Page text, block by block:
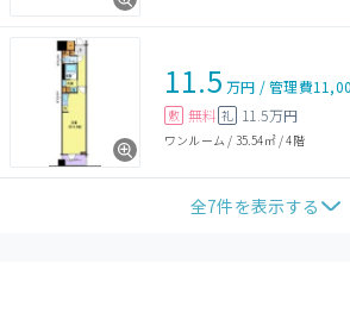
11.5 万円 /管理費
敷 無料 礼 11.5万円
ワンルーム / 35.54㎡/4階
全7件を表示する